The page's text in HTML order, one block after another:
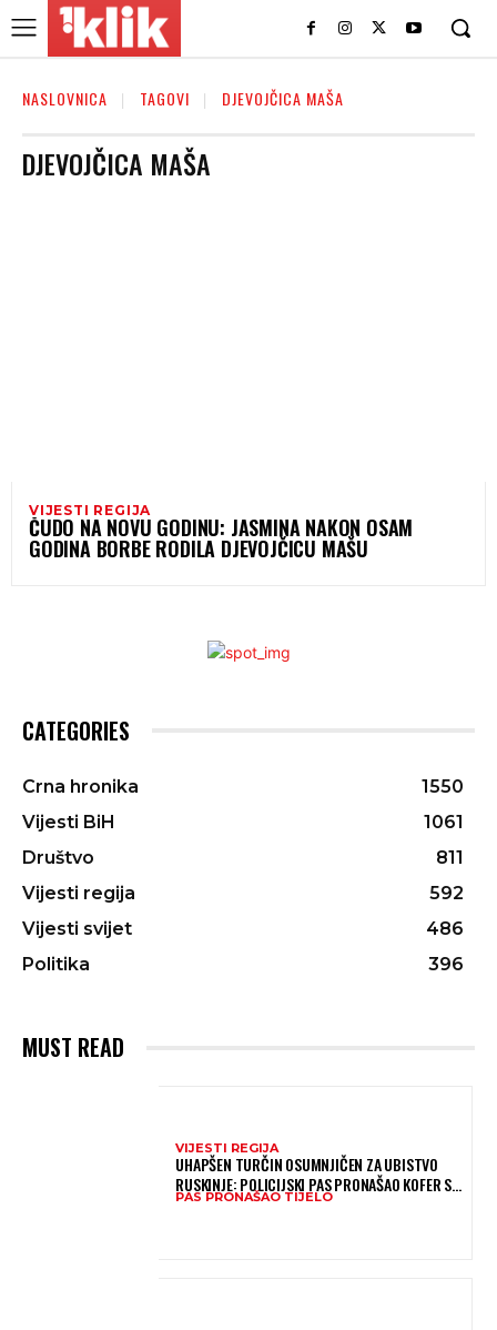
NASLOVNICA TAGOVI DJEVOJČICA MAŠA
DJEVOJČICA MAŠA
VIJESTI REGIJA
ČUDO NA NOVU GODINU: JASMINA NAKON OSAM
GODINA BORBE RODILA DJEVOJČICU MAŠU
CATEGORIES
Crna hronika
1550
Vijesti BiH
1061
Društvo
811
Vijesti regija
592
Vijesti svijet
486
Politika
396
MUST READ
VIJESTI REGIJA
UHAPŠEN TURČIN OSUMNJIČEN ZA UBISTVO
RUSKINJE: POLICIJSKI PAS PRONAŠAO KOFER S
TIJELOM
PAS PRONAŠAO TIJELO